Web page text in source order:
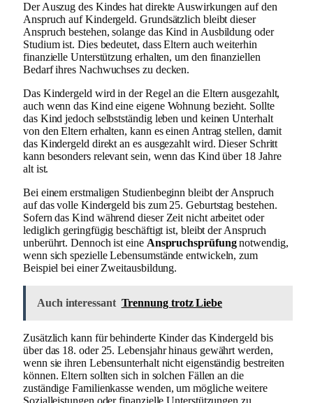
Der Auszug des Kindes hat direkte Auswirkungen auf den
Anspruch auf Kindergeld. Grundsätzlich bleibt dieser
Anspruch bestehen, solange das Kind in Ausbildung oder
Studium ist. Dies bedeutet, dass Eltern auch weiterhin
finanzielle Unterstützung erhalten, um den finanziellen
Bedarf ihres Nachwuchses zu decken.
Das Kindergeld wird in der Regel an die Eltern ausgezahlt,
auch wenn das Kind eine eigene Wohnung bezieht. Sollte
das Kind jedoch selbstständig leben und keinen Unterhalt
von den Eltern erhalten, kann es einen Antrag stellen, damit
das Kindergeld direkt an es ausgezahlt wird. Dieser Schritt
kann besonders relevant sein, wenn das Kind über 18 Jahre
alt ist.
Bei einem erstmaligen Studienbeginn bleibt der Anspruch
auf das volle Kindergeld bis zum 25. Geburtstag bestehen.
Sofern das Kind während dieser Zeit nicht arbeitet oder
lediglich geringfügig beschäftigt ist, bleibt der Anspruch
unberührt. Dennoch ist eine Anspruchsprüfungnotwendig,
wenn sich spezielle Lebensumstände entwickeln, zum
Beispiel bei einer Zweitausbildung.
Auch interessant Trennung trotz Liebe
Zusätzlich kann für behinderte Kinder das Kindergeld bis
über das 18. oder 25. Lebensjahr hinaus gewährt werden,
wenn sie ihren Lebensunterhalt nicht eigenständig bestreiten
können. Eltern sollten sich in solchen Fällen an die
zuständige Familienkasse wenden, um mögliche weitere